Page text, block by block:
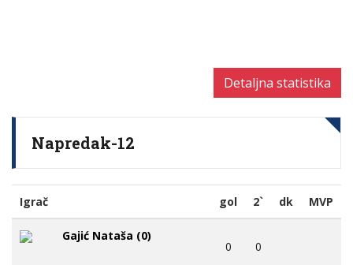
Detaljna statistika
Napredak-12
Igrač gol 2` dk MVP
Gajić Nataša (0)
0 0